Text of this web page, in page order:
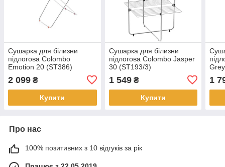
Сушарка для білизни
підлогова Colombo
Emotion 20 (ST386)
2 099 ₴
Купити
Сушарка для білизни
підлогова Colombo Jasper
30 (ST193/3)
1 549₴
Купити
1
Про нас
100% позитивних з 10 відгуків за рік